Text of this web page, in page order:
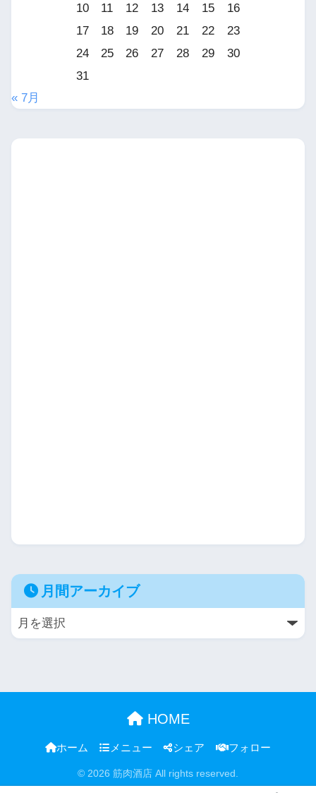
10
11 12 13 14 15
16
17
18 19 20 21 22
23
24
25 26 27 28 29
30
31
« 7月
月間アーカイブ
HOME
ホーム メニュー シェア フォロー
© 2026 筋肉酒店 All rights reserved.